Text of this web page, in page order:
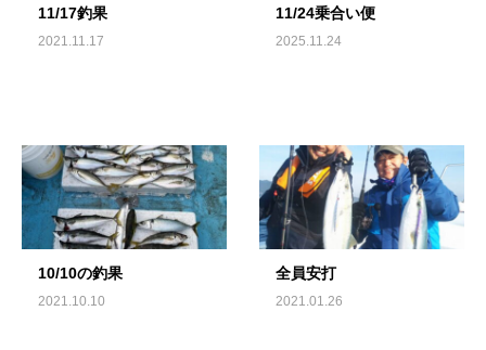
11/17釣果
2021.11.17
11/24乗合い便
2025.11.24
10/10の釣果
2021.10.10
全員安打
2021.01.26